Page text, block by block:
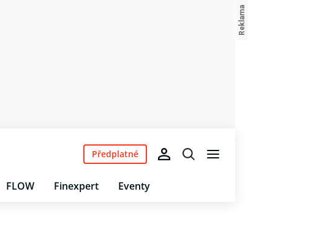
FLOW Finexpert Eventy
Předplatné